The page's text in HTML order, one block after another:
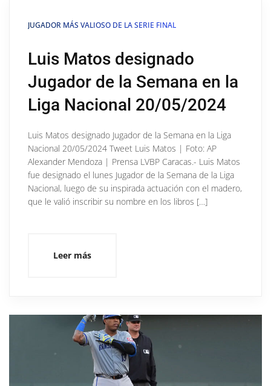
JUGADOR MÁS VALIOSO DE LA SERIE FINAL
Luis Matos designado
Jugador de la Semana en la
Liga Nacional 20/05/2024
Luis Matos designado Jugador de la Semana en la Liga
Nacional 20/05/2024 Tweet Luis Matos | Foto: AP
Alexander Mendoza | Prensa LVBP Caracas.- Luis Matos
fue designado el lunes Jugador de la Semana de la Liga
Nacional, luego de su inspirada actuación con el madero,
que le valió inscribir su nombre en los libros […]
Leer más